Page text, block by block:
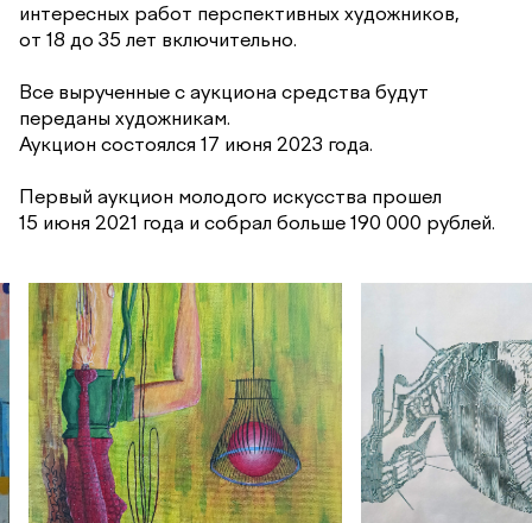
интересных работ перспективных художников,
от 18 до 35 лет включительно.
Все вырученные с аукциона средства будут
переданы художникам.
Аукцион состоялся 17 июня 2023 года.
Первый аукцион молодого искусства прошел
15 июня 2021 года и собрал больше 190 000 рублей.